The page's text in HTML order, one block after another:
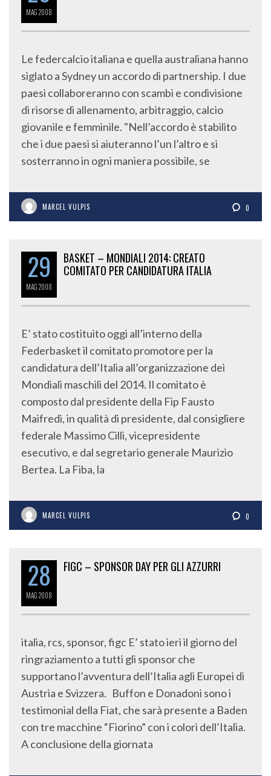
MAG2008
Le federcalcio italiana e quella australiana hanno
siglato a Sydney un accordo di partnership. I due
paesi collaboreranno con scambi e condivisione
di risorse di allenamento, arbitraggio, calcio
giovanile e femminile. "Nell’accordo è stabilito
che i due paesi si aiuteranno l’un l’altro e si
sosterranno in ogni maniera possibile, se
MARCEL VULPIS 0
29
MAG2008
BASKET – MONDIALI 2014: CREATO
COMITATO PER CANDIDATURA ITALIA
E’ stato costituito oggi all’interno della
Federbasket il comitato promotore per la
candidatura dell’Italia all’organizzazione dei
Mondiali maschili del 2014. Il comitato è
composto dal presidente della Fip Fausto
Maifredi, in qualità di presidente, dal consigliere
federale Massimo Cilli, vicepresidente
esecutivo, e dal segretario generale Maurizio
Bertea. La Fiba, la
MARCEL VULPIS 0
28
MAG2008
FIGC – SPONSOR DAY PER GLI AZZURRI
italia, rcs, sponsor, figc E’ stato ieri il giorno del
ringraziamento a tutti gli sponsor che
supportano l’avventura dell’Italia agli Europei di
Austria e Svizzera. Buffon e Donadoni sono i
testimonial della Fiat, che sarà presente a Baden
con tre macchine “Fiorino” con i colori dell’Italia.
A conclusione della giornata